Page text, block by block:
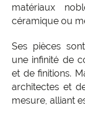
matériaux
céramique ou
Ses pièces
une infinité de
et de finitions.
architectes et
mesure, alliant